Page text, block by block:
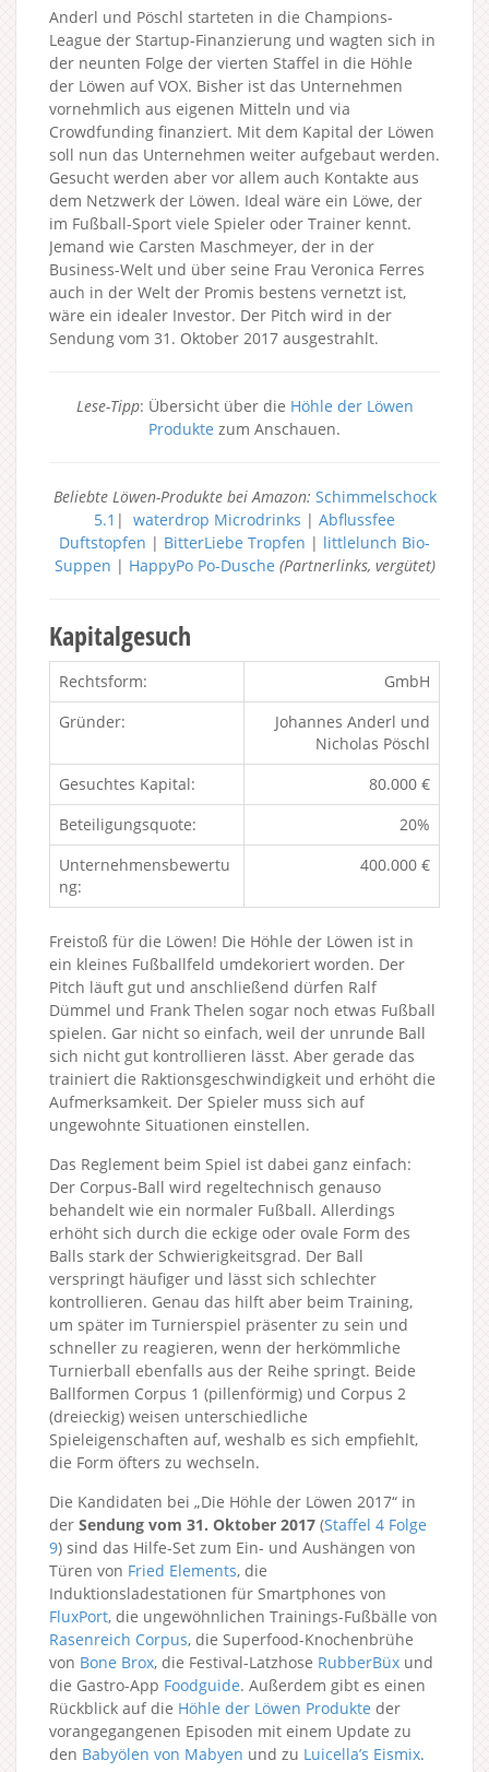
Anderl und Pöschl starteten in die Champions-
League der Startup-Finanzierung und wagten sich in
der neunten Folge der vierten Staffel in die Höhle
der Löwen auf VOX. Bisher ist das Unternehmen
vornehmlich aus eigenen Mitteln und via
Crowdfunding finanziert. Mit dem Kapital der Löwen
soll nun das Unternehmen weiter aufgebaut werden.
Gesucht werden aber vor allem auch Kontakte aus
dem Netzwerk der Löwen. Ideal wäre ein Löwe, der
im Fußball-Sport viele Spieler oder Trainer kennt.
Jemand wie Carsten Maschmeyer, der in der
Business-Welt und über seine Frau Veronica Ferres
auch in der Welt der Promis bestens vernetzt ist,
wäre ein idealer Investor. Der Pitch wird in der
Sendung vom 31. Oktober 2017 ausgestrahlt.
Lese-Tipp: Übersicht über die Höhle der Löwen
Produkte zum Anschauen.
Beliebte Löwen-Produkte bei Amazon: Schimmelschock
5.1 | waterdrop Microdrinks | Abflussfee
Duftstopfen | BitterLiebe Tropfen | littlelunch Bio-
Suppen | HappyPo Po-Dusche (Partnerlinks, vergütet)
Kapitalgesuch
Rechtsform:
GmbH
Gründer:
Johannes Anderl und
Nicholas Pöschl
Gesuchtes Kapital:
80.000 €
Beteiligungsquote:
20%
Unternehmensbewertu
ng:
400.000 €
Freistoß für die Löwen! Die Höhle der Löwen ist in
ein kleines Fußballfeld umdekoriert worden. Der
Pitch läuft gut und anschließend dürfen Ralf
Dümmel und Frank Thelen sogar noch etwas Fußball
spielen. Gar nicht so einfach, weil der unrunde Ball
sich nicht gut kontrollieren lässt. Aber gerade das
trainiert die Raktionsgeschwindigkeit und erhöht die
Aufmerksamkeit. Der Spieler muss sich auf
ungewohnte Situationen einstellen.
Das Reglement beim Spiel ist dabei ganz einfach:
Der Corpus-Ball wird regeltechnisch genauso
behandelt wie ein normaler Fußball. Allerdings
erhöht sich durch die eckige oder ovale Form des
Balls stark der Schwierigkeitsgrad. Der Ball
verspringt häufiger und lässt sich schlechter
kontrollieren. Genau das hilft aber beim Training,
um später im Turnierspiel präsenter zu sein und
schneller zu reagieren, wenn der herkömmliche
Turnierball ebenfalls aus der Reihe springt. Beide
Ballformen Corpus 1 (pillenförmig) und Corpus 2
(dreieckig) weisen unterschiedliche
Spieleigenschaften auf, weshalb es sich empfiehlt,
die Form öfters zu wechseln.
Die Kandidaten bei „Die Höhle der Löwen 2017“ in
der Sendung vom 31. Oktober 2017 (Staffel 4 Folge
9) sind das Hilfe-Set zum Ein- und Aushängen von
Türen von Fried Elements, die
Induktionsladestationen für Smartphones von
FluxPort, die ungewöhnlichen Trainings-Fußbälle von
Rasenreich Corpus, die Superfood-Knochenbrühe
von Bone Brox, die Festival-Latzhose RubberBüx und
die Gastro-App Foodguide. Außerdem gibt es einen
Rückblick auf die Höhle der Löwen Produkte der
vorangegangenen Episoden mit einem Update zu
den Babyölen von Mabyen und zu Luicella’s Eismix.